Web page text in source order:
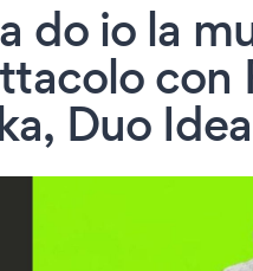
do io la
con
Duo Idea